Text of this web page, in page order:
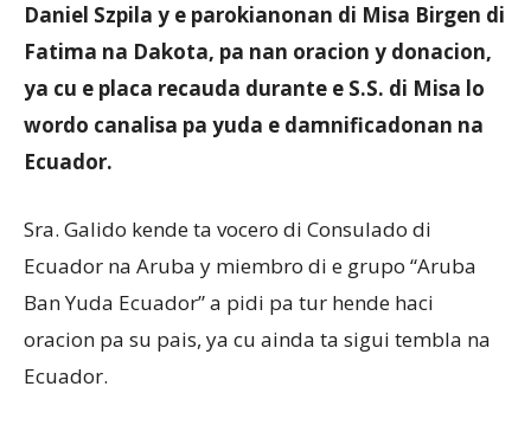
Aruba
Daniel Szpila y e parokianonan di Misa Birgen di
Fatima na Dakota, pa nan oracion y donacion,
ya cu e placa recauda durante e S.S. di Misa lo
wordo canalisa pa yuda e damnificadonan na
Ecuador.
Sra. Galido kende ta vocero di Consulado di
Ecuador na Aruba y miembro di e grupo “Aruba
Ban Yuda Ecuador” a pidi pa tur hende haci
oracion pa su pais, ya cu ainda ta sigui tembla na
Ecuador.